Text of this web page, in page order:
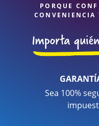
PORQUE
CONVENIENCIA
Sea 100%